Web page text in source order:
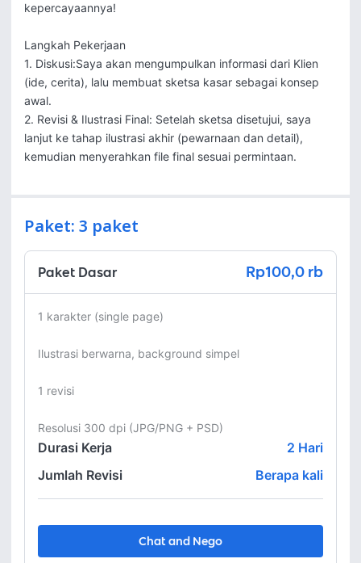
kepercayaannya!
Langkah Pekerjaan
1. Diskusi:Saya akan mengumpulkan informasi dari Klien
(ide, cerita), lalu membuat sketsa kasar sebagai konsep
awal.
2. Revisi & Ilustrasi Final: Setelah sketsa disetujui, saya
lanjut ke tahap ilustrasi akhir (pewarnaan dan detail),
kemudian menyerahkan file final sesuai permintaan.
Paket: 3 paket
Paket Dasar Rp100,0 rb
1 karakter (single page)
Ilustrasi berwarna, background simpel
1 revisi
Resolusi 300 dpi (JPG/PNG + PSD)
Durasi Kerja 2 Hari
Jumlah Revisi
Berapa kali
Chat and Nego